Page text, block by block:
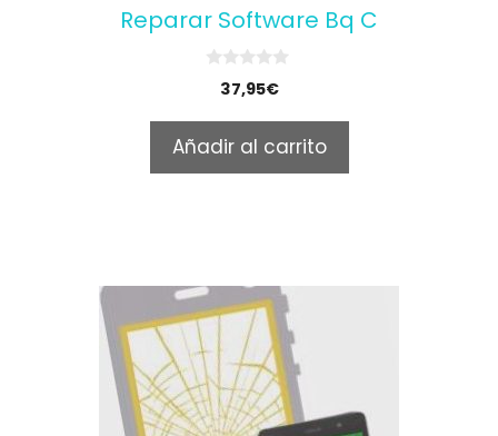
Reparar Software Bq C
o
f
5
37,95€
Añadir al carrito